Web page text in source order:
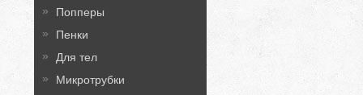
Попперы
Пенки
Для тел
Микротрубки